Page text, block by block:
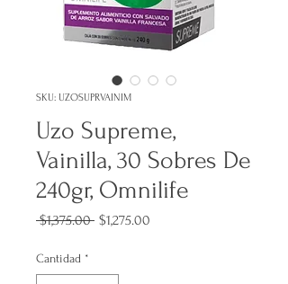
SKU: UZOSUPRVAINIM
Uzo Supreme,
Vainilla, 30 Sobres De
240gr, Omnilife
$1,375.00 Precio
$1,275.00
Cantidad *